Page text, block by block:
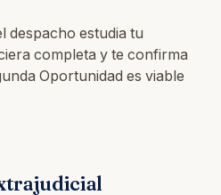
despacho estudia tu
completa y te confirma
Oportunidad es viable